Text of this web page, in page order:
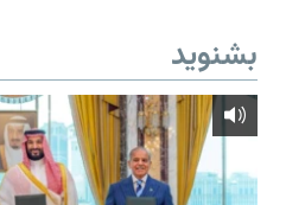
بشنوید